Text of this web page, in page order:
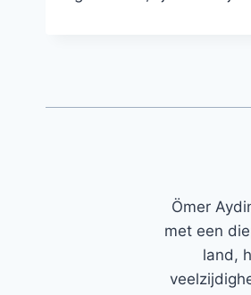
Ömer
met een
land,